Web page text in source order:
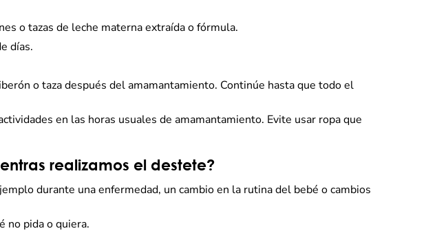
o tazas de leche materna extraída o fórmula.
días.
o taza después del amamantamiento. Continúe hasta que todo el
en las horas usuales de amamantamiento. Evite usar ropa que
realizamos el destete?
durante una enfermedad, un cambio en la rutina del bebé o cambios
no pida o quiera.